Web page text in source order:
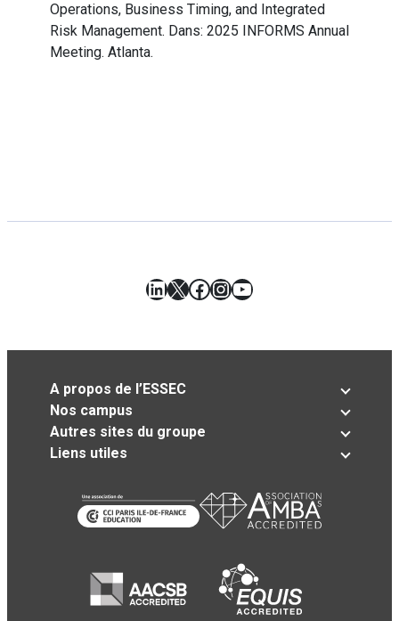
Operations, Business Timing, and Integrated
Risk Management. Dans: 2025 INFORMS Annual
Meeting. Atlanta.
LinkedIn
X Facebook
Instagram
YouTube
A propos de l’ESSEC
Nos campus
Autres sites du groupe
Liens utiles